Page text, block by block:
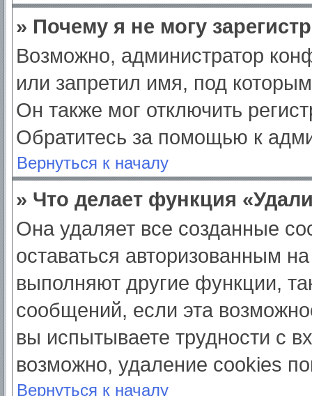
» Почему я не могу
Возможно, администратор
или запретил имя, под
Он также мог отключить
Обратитесь за помощью к
Вернуться к началу
» Что делает функция
Она удаляет все созданные
оставаться авторизованным
выполняют другие функции,
сообщений, если эта
вы испытываете трудности с
возможно, удаление cookies
Вернуться к началу